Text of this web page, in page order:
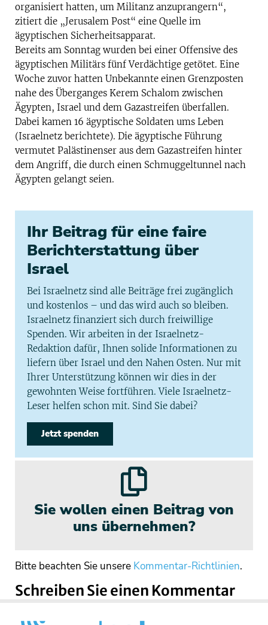
organisiert hatten, um Militanz anzuprangern“,
zitiert die „Jerusalem Post“ eine Quelle im
ägyptischen Sicherheitsapparat.
Bereits am Sonntag wurden bei einer Offensive des
ägyptischen Militärs fünf Verdächtige getötet. Eine
Woche zuvor hatten Unbekannte einen Grenzposten
nahe des Überganges Kerem Schalom zwischen
Ägypten, Israel und dem Gazastreifen überfallen.
Dabei kamen 16 ägyptische Soldaten ums Leben
(Israelnetz berichtete). Die ägyptische Führung
vermutet Palästinenser aus dem Gazastreifen hinter
dem Angriff, die durch einen Schmuggeltunnel nach
Ägypten gelangt seien.
Ihr Beitrag für eine faire
Berichterstattung über
Israel
Bei Israelnetz sind alle Beiträge frei zugänglich
und kostenlos – und das wird auch so bleiben.
Israelnetz finanziert sich durch freiwillige
Spenden. Wir arbeiten in der Israelnetz-
Redaktion dafür, Ihnen solide Informationen zu
liefern über Israel und den Nahen Osten. Nur mit
Ihrer Unterstützung können wir dies in der
gewohnten Weise fortführen. Viele Israelnetz-
Leser helfen schon mit. Sind Sie dabei?
Jetzt spenden
Sie wollen einen Beitrag von
uns übernehmen?
Bitte beachten Sie unsere Kommentar-Richtlinien.
Schreiben Sie einen Kommentar